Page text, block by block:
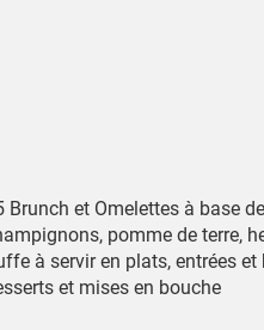
Brunch et Omelettes à base
pomme de terre,
à servir en plats, entrées et
et mises en bouche